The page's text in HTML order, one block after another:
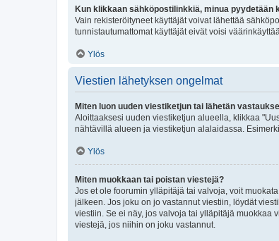
Kun klikkaan sähköpostilinkkiä, minua pyydetään
Vain rekisteröityneet käyttäjät voivat lähettää
tunnistautumattomat käyttäjät eivät voisi
Ylös
Viestien lähetyksen ongelmat
Miten luon uuden viestiketjun tai lähetän
Aloittaaksesi uuden viestiketjun alueella, klikkaa
nähtävillä alueen ja viestiketjun alalaidassa.
Ylös
Miten muokkaan tai poistan viestejä?
Jos et ole foorumin ylläpitäjä tai valvoja, voit
jälkeen. Jos joku on jo vastannut viestiin, löydät
viestiin. Se ei näy, jos valvoja tai ylläpitäjä muokkaa
viestejä, jos niihin on joku vastannut.